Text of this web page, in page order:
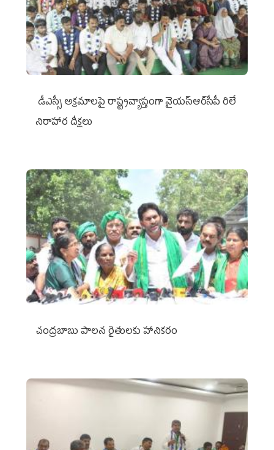
డీఎస్సీ అక్రమాలపై రాష్ట్రవ్యాప్తంగా వైయ‌స్ఆర్‌సీపీ రిలే
నిరాహార దీక్షలు
చంద్రబాబు పాలన రైతులకు హానికరం